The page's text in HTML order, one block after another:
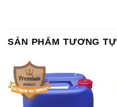
SẢN PHẨM TƯƠNG TỰ